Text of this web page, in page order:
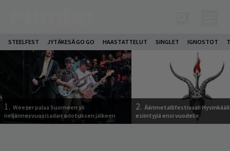
STEELFEST JYTÄKESÄ GO GO HAASTATTELUT SINGLET IGNOSTOT
1. Weezer palaa Suomeen yli
neljännesvuosisadan odotuksen jälkeen
2. Äärimetallifestivaali
esiintyjiä ensi vuodelle